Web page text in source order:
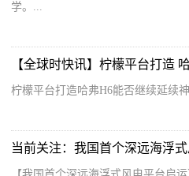
学。...
【全球时快讯】柠檬平台打造
柠檬平台打造哈弗H6能否继续延续
当前关注：我国首个深远海浮